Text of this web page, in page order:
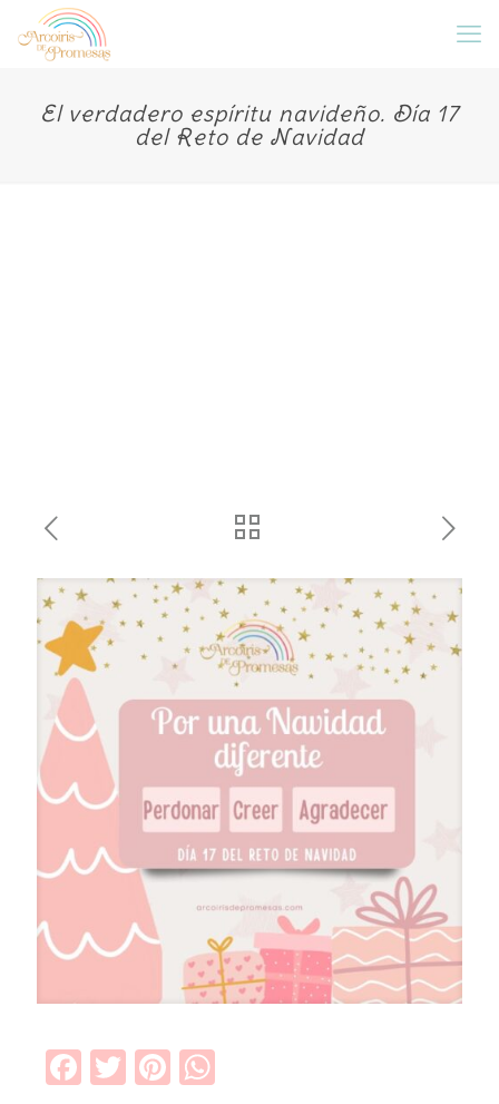
El verdadero espíritu navideño. Día 17
del Reto de Navidad
Facebook
TwitterPinterest
WhatsApp